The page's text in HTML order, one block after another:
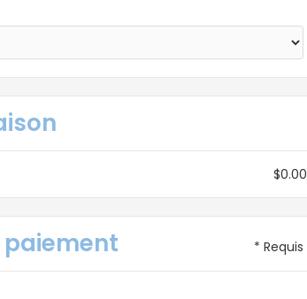
$0.00
* Requis